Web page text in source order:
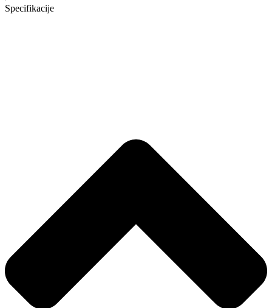
Specifikacije